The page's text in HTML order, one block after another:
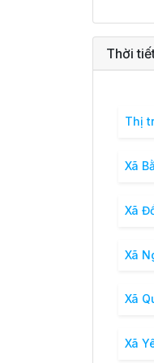
Thời
Thị
Xã
Xã
Xã
Xã
Xã